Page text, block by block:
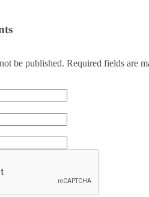
be published. Required fields are